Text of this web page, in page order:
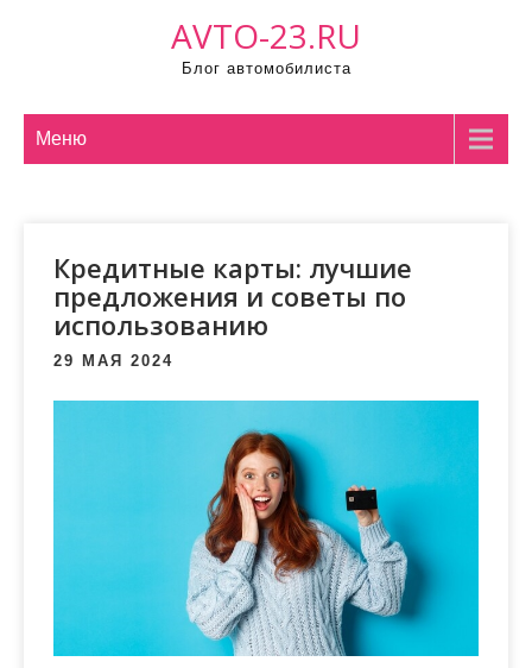
AVTO-23.RU
Блог автомобилиста
Меню
Кредитные карты: лучшие
предложения и советы по
использованию
29 МАЯ 2024